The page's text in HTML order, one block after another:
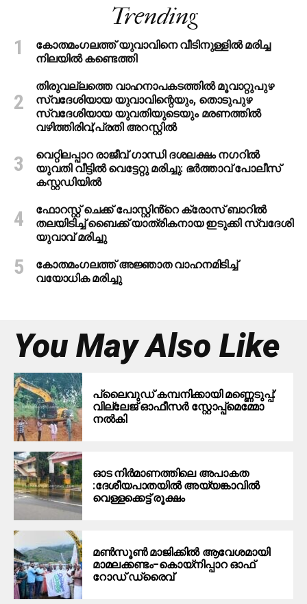
Trending
കോതമംഗലത്ത് യുവാവിനെ വീടിനുള്ളിൽ മരിച്ച
നിലയിൽ കണ്ടെത്തി
തിരുവല്ലത്തെ വാഹനാപകടത്തില്‍ മൂവാറ്റുപുഴ
സ്വദേശിയായ യുവാവിന്റെയും, തൊടുപുഴ
സ്വദേശിയായ യുവതിയുടെയും മരണത്തില്‍
വഴിത്തിരിവ്;പ്രതി അറസ്റ്റില്‍
വെറ്റിലപ്പാറ രാജീവ് ഗാന്ധി ദശലക്ഷം നഗറിൽ
യുവതി വീട്ടിൽ വെട്ടേറ്റു മരിച്ചു: ഭർത്താവ് പോലീസ്
കസ്റ്റഡിയിൽ
ഫോറസ്റ്റ് ചെക്ക് പോസ്റ്റിൻ്റെ ക്രോസ് ബാറില്‍
തലയിടിച്ച് ബൈക്ക് യാത്രികനായ ഇടുക്കി സ്വദേശി
യുവാവ് മരിച്ചു
കോതമംഗലത്ത് അജ്ഞാത വാഹനമിടിച്ച്
വയോധിക മരിച്ചു
You May Also Like
പ്ലൈവുഡ് കമ്പനിക്കായി മണ്ണെടുപ്പ്:
വില്ലേജ് ഓഫീസർ സ്റ്റോപ്പ്മെമ്മോ
നൽകി
ഓട നിർമാണത്തിലെ അപാകത
:ദേശീയപാതയിൽ അയ്യങ്കാവിൽ
വെള്ളക്കെട്ട് രൂക്ഷം
മൺസൂൺ മാജിക്കിൽ ആവേശമായി
മാമലക്കണ്ടം–കൊയ്‌നിപ്പാറ ഓഫ്
റോഡ് ഡ്രൈവ്